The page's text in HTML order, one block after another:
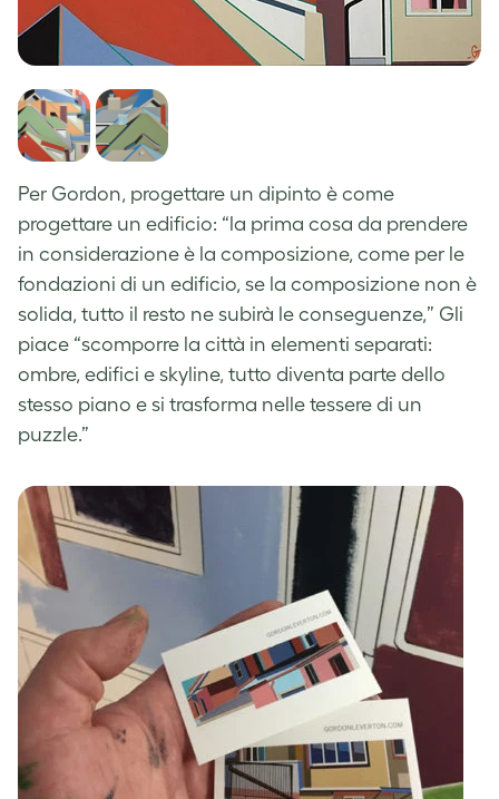
Per Gordon, progettare un dipinto è come
progettare un edificio: “la prima cosa da prendere
in considerazione è la composizione, come per le
fondazioni di un edificio, se la composizione non è
solida, tutto il resto ne subirà le conseguenze,” Gli
piace “scomporre la città in elementi separati:
ombre, edifici e skyline, tutto diventa parte dello
stesso piano e si trasforma nelle tessere di un
puzzle.”